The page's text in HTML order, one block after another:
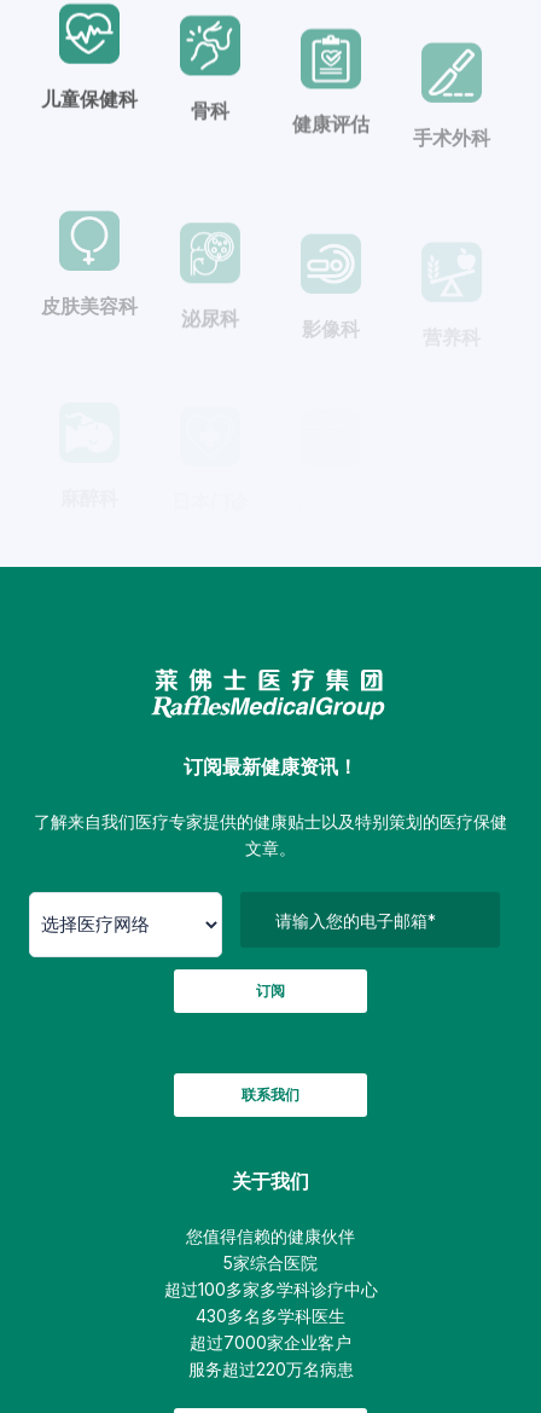
骨科 健康评估 手术外科
皮肤美容科 泌尿科 影像科
订阅最新健康资讯！
了解来自我们医疗专家提供的健康贴士以及特别策划的医疗保健
文章。
订阅
联系我们
关于我们
您值得信赖的健康伙伴
5家综合医院
超过100多家多学科诊疗中心
430多名多学科医生
超过7000家企业客户
服务超过220万名病患